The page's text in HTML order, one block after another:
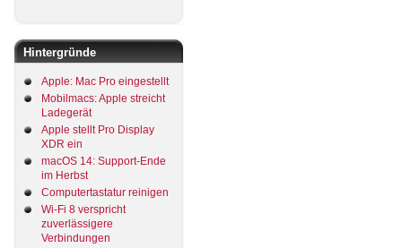
Hintergründe
Apple: Mac Pro eingestellt
Mobilmacs: Apple streicht
Ladegerät
Apple stellt Pro Display
XDR ein
macOS 14: Support-Ende
im Herbst
Computertastatur reinigen
Wi-Fi 8 verspricht
zuverlässigere
Verbindungen